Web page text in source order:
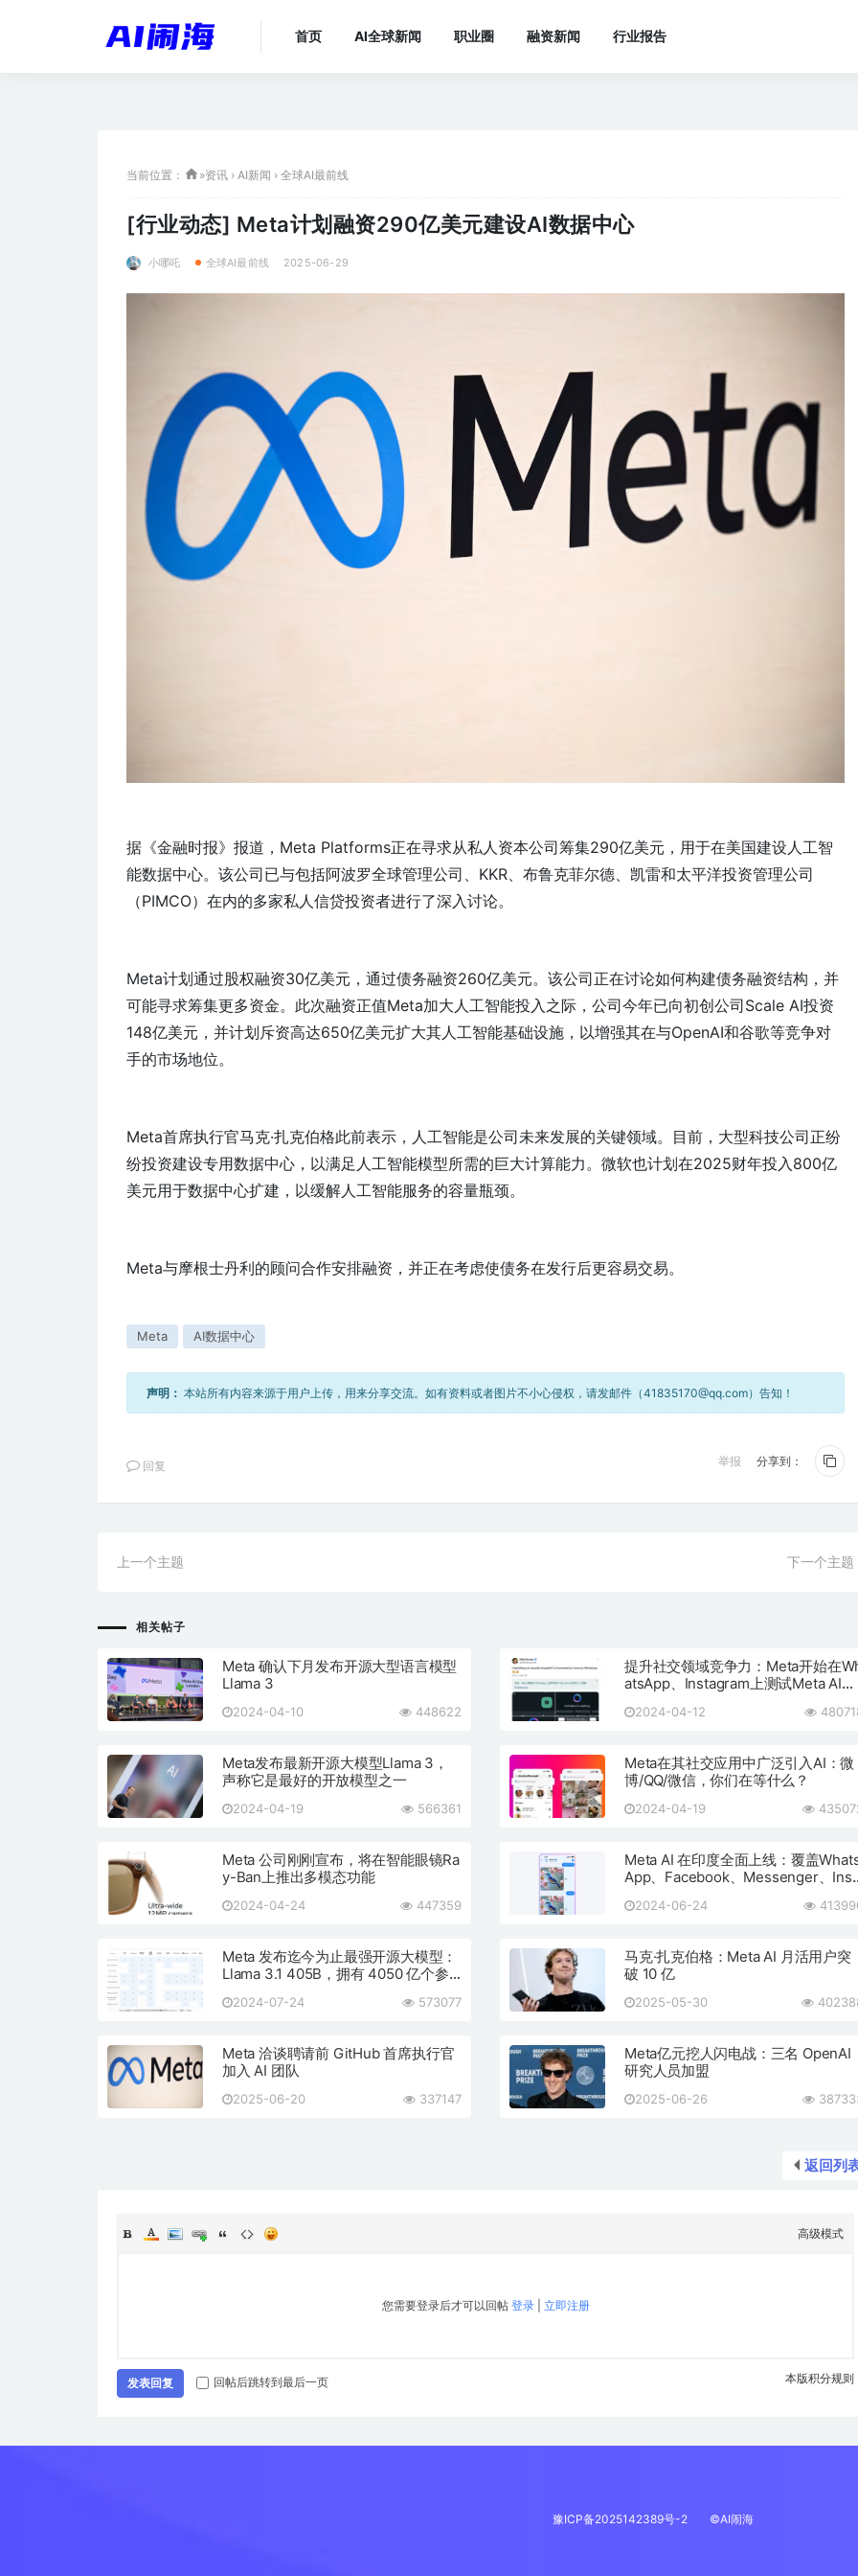
首页 AI全球新闻 职业圈 融资新闻 行业报告
当前位置： »资讯 › AI新闻 › 全球AI最前线
[行业动态] Meta计划融资290亿美元建设AI数据中心
小哪吒 全球AI最前线 2025-06-29
据《金融时报》报道，Meta Platforms正在寻求从私人资本公司筹集290亿美元，用于在美国建设人工智
能数据中心。该公司已与包括阿波罗全球管理公司、KKR、布鲁克菲尔德、凯雷和太平洋投资管理公司
（PIMCO）在内的多家私人信贷投资者进行了深入讨论。
Meta计划通过股权融资30亿美元，通过债务融资260亿美元。该公司正在讨论如何构建债务融资结构，并
可能寻求筹集更多资金。此次融资正值Meta加大人工智能投入之际，公司今年已向初创公司Scale AI投资
148亿美元，并计划斥资高达650亿美元扩大其人工智能基础设施，以增强其在与OpenAI和谷歌等竞争对
手的市场地位。
Meta首席执行官马克·扎克伯格此前表示，人工智能是公司未来发展的关键领域。目前，大型科技公司正纷
纷投资建设专用数据中心，以满足人工智能模型所需的巨大计算能力。微软也计划在2025财年投入800亿
美元用于数据中心扩建，以缓解人工智能服务的容量瓶颈。
Meta与摩根士丹利的顾问合作安排融资，并正在考虑使债务在发行后更容易交易。
Meta AI数据中心
声明： 本站所有内容来源于用户上传，用来分享交流。如有资料或者图片不小心侵权，请发邮件（41835170@qq.com）告知！
分享到：
回复 举报
上一个主题 下一个主题
相关帖子
Meta 确认下月发布开源大型语言模型
Llama 3
2024-04-10 448622
提升社交领域竞争力：Meta开始在
atsApp、Instagram上测试Meta AI聊
2024-04-12
Meta发布最新开源大模型Llama 3，
声称它是最好的开放模型之一
2024-04-19 566361
Meta在其社交应用中广泛引入AI：微
博/QQ/微信，你们在等什么？
2024-04-19
Meta 公司刚刚宣布，将在智能眼镜Ra
y-Ban上推出多模态功能
2024-04-24 447359
Meta AI 在印度全面上线：覆盖
App、Facebook、Messenger、Inst
2024-06-24
Meta 发布迄今为止最强开源大模型：
Llama 3.1 405B，拥有 4050 亿个参
2024-07-24 573077
马克·扎克伯格：Meta AI 月活用户突
破 10 亿
2025-05-30
Meta 洽谈聘请前 GitHub 首席执行官
加入 AI 团队
2025-06-20 337147
Meta亿元挖人闪电战：三名 OpenAI
研究人员加盟
2025-06-26
返回列
高级模式
您需要登录后才可以回帖 登录| 立即注册
本版积分规则
发表回复 回帖后跳转到最后一页
豫ICP备2025142389号-2 ©AI闹海